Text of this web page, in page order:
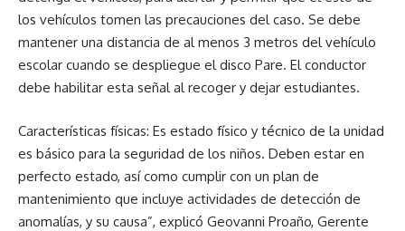
los vehículos tomen las precauciones del caso. Se debe
mantener una distancia de al menos 3 metros del vehículo
escolar cuando se despliegue el disco Pare. El conductor
debe habilitar esta señal al recoger y dejar estudiantes.
Características físicas: Es estado físico y técnico de la unidad
es básico para la seguridad de los niños. Deben estar en
perfecto estado, así como cumplir con un plan de
mantenimiento que incluye actividades de detección de
anomalías, y su causa”, explicó Geovanni Proaño, Gerente